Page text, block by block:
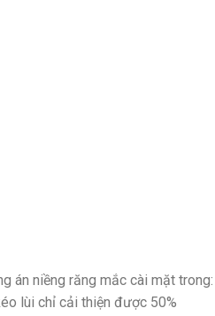
án niềng răng mắc cài mặt
lùi chỉ cải thiện được 50%